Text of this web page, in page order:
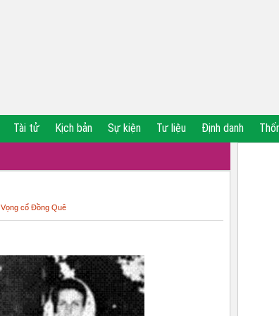
Tài tử Kịch bản Sự kiện Tư liệu Định danh
Vọng cổ Đồng Quê